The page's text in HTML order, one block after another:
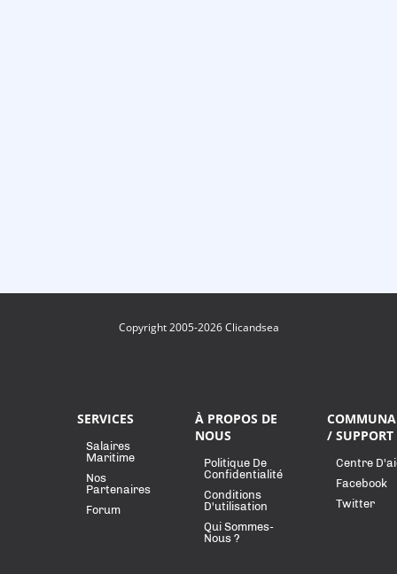
Copyright 2005-2026 Clicandsea
SERVICES
Salaires
Maritime
Nos
Partenaires
Forum
À PROPOS DE
NOUS
Politique De
Confidentialité
Conditions
D'utilisation
Qui Sommes-
Nous ?
/ SUPPORT
Centre
Facebook
Twitter